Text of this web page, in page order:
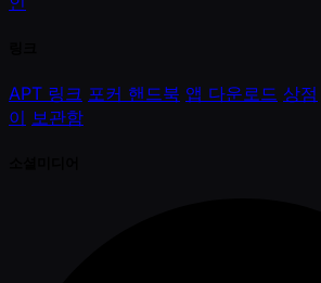
APT 링크 포커 핸드북 앱 다운로드 상점
이 보관함